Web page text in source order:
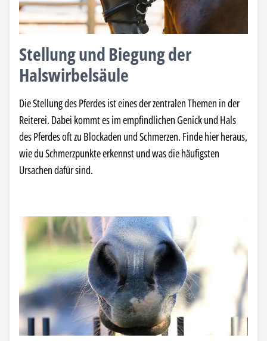
Stellung und Biegung der
Halswirbelsäule
Die Stellung des Pferdes ist eines der zentralen Themen in der
Reiterei. Dabei kommt es im empfindlichen Genick und Hals
des Pferdes oft zu Blockaden und Schmerzen. Finde hier heraus,
wie du Schmerzpunkte erkennst und was die häufigsten
Ursachen dafür sind.